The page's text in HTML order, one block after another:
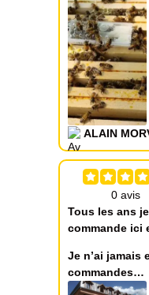
ALAIN
Tous les ans
commande ici
Je n’ai jamais
commandes